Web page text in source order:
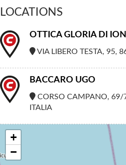
LOCATIONS
OTTICA GLORIA DI
VIA LIBERO TESTA, 95,
BACCARO UGO
CORSO CAMPANO, 69/
ITALIA
+
−